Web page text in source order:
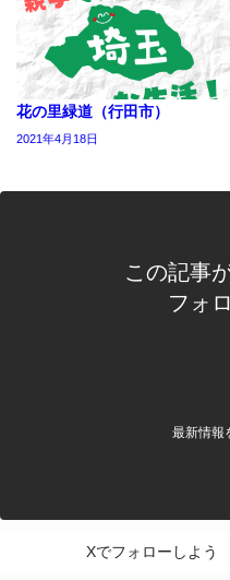
花の里緑道（行田市）
2021年4月18日
この記事
フォ
最新情報
Xでフォローしよう